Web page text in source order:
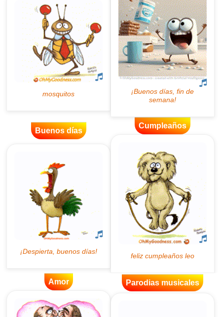
Buenos días
Cumpleaños
Amor Parodias musicales